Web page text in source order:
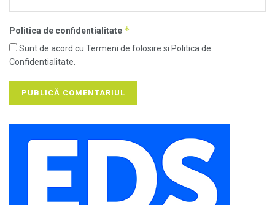
Politica de confidentialitate *
Sunt de acord cu Termeni de folosire si Politica de
Confidentialitate.